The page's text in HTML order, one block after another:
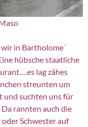
in Bartholome´
hübsche staatliche
lag zähes
streunten um
und suchten uns für
rannten auch die
Schwester auf